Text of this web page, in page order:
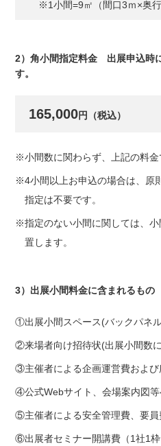
※1小間=9㎡（間口3ｍ×奥行
2）角小間指定料金 出展申込時
す。
165,000円（税込）
※小間数に関わらず、上記の料金
※4小間以上お申込の場合は、原
指定は不要です。
※指定のない小間に関しては、
置します。
3）出展小間料金に含まれるもの
①出展小間スペース(バックパネ
②来場者向け招待状(出展小間数
③主催者による企画運営費および
④公式Webサイト、会場案内図等
⑤主催者による安全管理費、要員
⑥出展者セミナー開講費（1社1枠